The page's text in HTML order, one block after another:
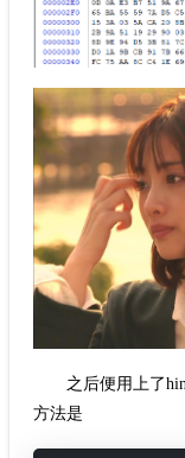
之后便用上了
方法是